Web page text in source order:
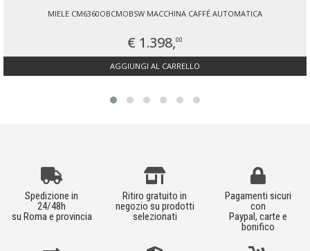
MIELE CM6360OBCMOBSW MACCHINA CAFFÉ AUTOMATICA
€ 1.398,00
AGGIUNGI AL CARRELLO
Spedizione in
24/48h
su Roma e provincia
Ritiro gratuito in
negozio su prodotti
selezionati
Pagamenti sicuri
con
Paypal, carte e
bonifico